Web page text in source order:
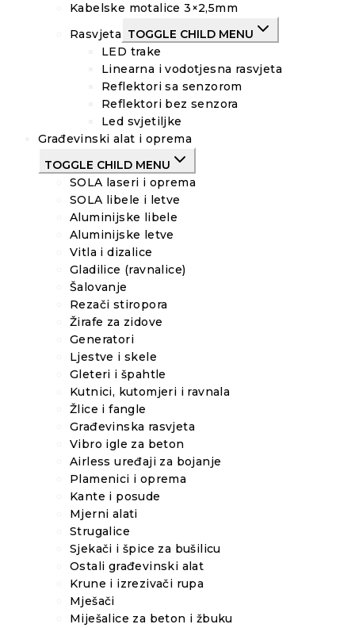
Kabelske motalice 3×2,5mm
Rasvjeta TOGGLE CHILD MENU
LED trake
Linearna i vodotjesna rasvjeta
Reflektori sa senzorom
Reflektori bez senzora
Led svjetiljke
Građevinski alat i oprema
TOGGLE CHILD MENU
SOLA laseri i oprema
SOLA libele i letve
Aluminijske libele
Aluminijske letve
Vitla i dizalice
Gladilice (ravnalice)
Šalovanje
Rezači stiropora
Žirafe za zidove
Generatori
Ljestve i skele
Gleteri i špahtle
Kutnici, kutomjeri i ravnala
Žlice i fangle
Građevinska rasvjeta
Vibro igle za beton
Airless uređaji za bojanje
Plamenici i oprema
Kante i posude
Mjerni alati
Strugalice
Sjekači i špice za bušilicu
Ostali građevinski alat
Krune i izrezivači rupa
Mješači
Miješalice za beton i žbuku